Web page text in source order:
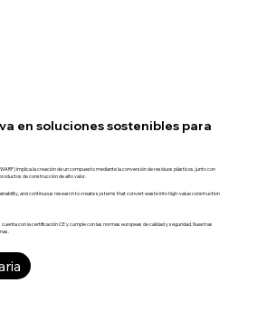
en soluciones sostenibles para
implica la creación de un compuesto mediante la conversión de residuos plásticos, junto con
de construcción de alto valor.
and continuous research to create systems that convert waste into high-value construction
cuenta con la certificación CE y cumple con las normas europeas de calidad y seguridad. Nuestras